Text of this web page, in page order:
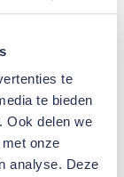
te
te bieden
Ook delen we
onze
analyse. Deze
we eind juni
krijgt het